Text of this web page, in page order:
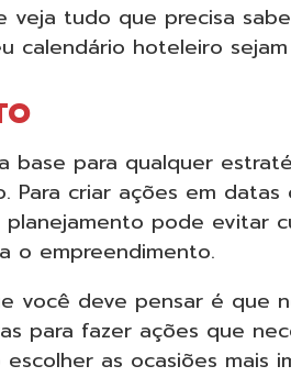
veja tudo que precisa
calendário hoteleiro
base para qualquer
Para criar ações em
pode evitar
o empreendimento.
você deve pensar é que
para fazer ações que
escolher as ocasiões mais